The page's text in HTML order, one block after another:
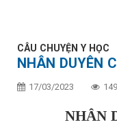
CÂU CHUYỆN Y HỌC
NHÂN DUYÊN
17/03/2023
NHÂN